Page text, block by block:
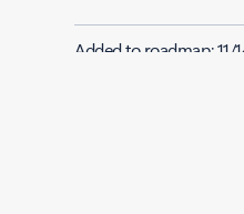
Added to roadmap:11/